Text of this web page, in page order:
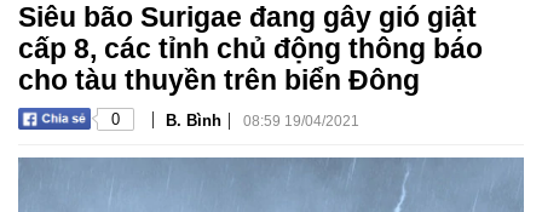
Siêu bão Surigae đang gây gió giật
cấp 8, các tỉnh chủ động thông báo
cho tàu thuyền trên biển Đông
0 | B. Bình | 08:59 19/04/2021